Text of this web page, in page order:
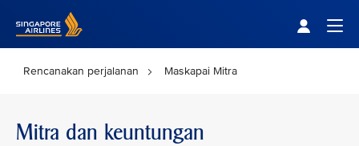
Rencanakan perjalanan Maskapai Mitra
Mitra dan keuntungan